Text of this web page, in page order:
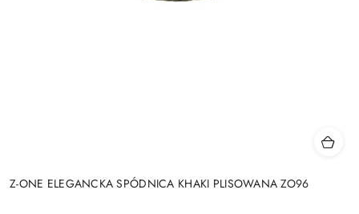
Z-ONE ELEGANCKA SPÓDNICA KHAKI PLISOWANA ZO96